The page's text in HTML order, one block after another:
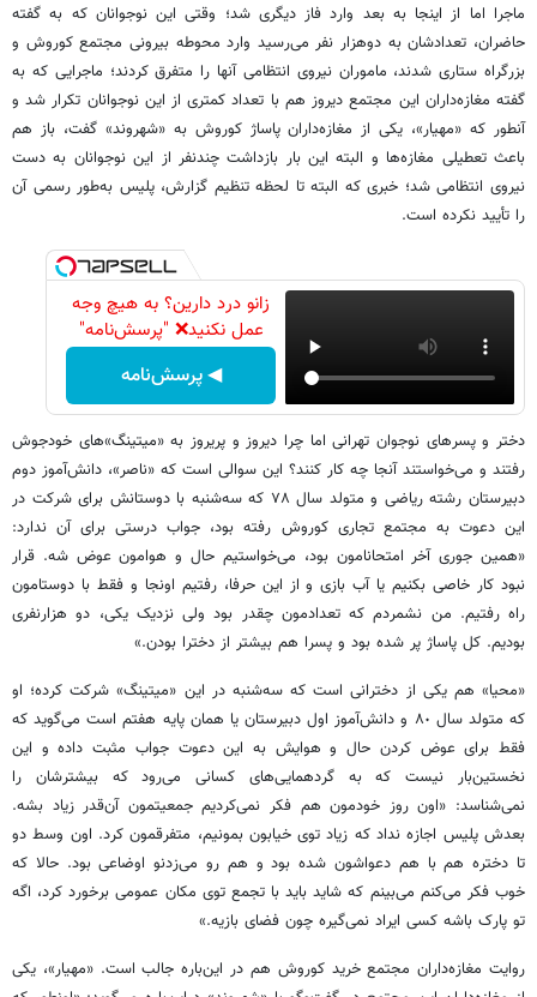
ماجرا اما از اینجا به بعد وارد فاز دیگری شد؛ وقتی این نوجوانان که به گفته
حاضران، تعدادشان به دو‌هزار نفر می‌رسید وارد محوطه بیرونی مجتمع کوروش و
بزرگراه ستاری شدند، ماموران نیروی انتظامی آنها را متفرق کردند؛ ماجرایی که به
گفته مغازه‌داران این مجتمع دیروز هم با تعداد کمتری از این نوجوانان تکرار شد و
آنطور که «مهیار»، یکی از مغازه‌داران پاساژ کوروش به «شهروند» گفت، باز هم
باعث تعطیلی مغازه‌ها و البته این بار بازداشت چندنفر از این نوجوانان به دست
نیروی انتظامی شد؛ خبری که البته تا لحظه تنظیم گزارش، پلیس به‌طور رسمی آن
را تأیید نکرده است.
زانو درد دارین؟ به هیچ وجه
عمل نکنید❌ "پرسش‌نامه"
◀ پرسش‌نامه
دختر و پسرهای نوجوان تهرانی اما چرا دیروز و پریروز به «میتینگ»های خودجوش
رفتند و می‌خواستند آنجا چه کار کنند؟ این سوالی است که «ناصر»، دانش‌آموز دوم
دبیرستان رشته ریاضی و متولد‌ سال ٧٨ که سه‌شنبه با دوستانش برای شرکت در
این دعوت به مجتمع تجاری کوروش رفته بود، جواب درستی برای آن ندارد:
«همین جوری آخر امتحانامون بود، می‌خواستیم حال و هوامون عوض شه. قرار
نبود کار خاصی بکنیم یا آب بازی و از این حرفا، رفتیم اونجا و فقط با دوستامون
راه رفتیم. من نشمردم که تعدادمون چقدر بود ولی نزدیک یکی، دو هزارنفری
بودیم. کل پاساژ پر شده بود و پسرا هم بیشتر از دخترا بودن.»
«محیا» هم یکی از دخترانی است که سه‌شنبه در این «میتینگ» شرکت کرده؛ او
که متولد‌ سال ٨٠ و دانش‌آموز اول دبیرستان یا همان پایه هفتم است می‌گوید که
فقط برای عوض کردن حال و هوایش به این دعوت جواب مثبت داده و این
نخستین‌بار نیست که به گردهمایی‌های کسانی می‌رود که بیشترشان را
نمی‌شناسد: «اون روز خودمون هم فکر نمی‌کردیم جمعیتمون آن‌قدر زیاد بشه.
بعدش پلیس اجازه نداد که زیاد توی خیابون بمونیم، متفرقمون کرد. اون وسط دو
تا دختره هم با هم دعواشون شده بود و هم رو می‌زدنو اوضاعی بود. حالا که
خوب فکر می‌کنم می‌بینم که شاید باید با تجمع توی مکان عمومی برخورد کرد، اگه
تو پارک باشه کسی ایراد نمی‌گیره چون فضای بازیه.»
روایت مغازه‌داران مجتمع خرید کوروش هم در این‌باره جالب است. «مهیار»، یکی